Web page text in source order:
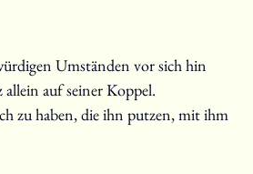
Umständen vor sich hin
auf seiner Koppel.
zu haben, die ihn putzen, mit ihm